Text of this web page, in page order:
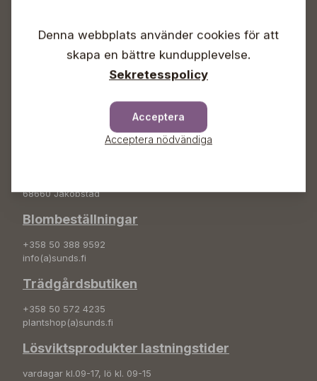
Lördagar 09-16
Söndagar Självbetjäning
68660 Jakobstad
Blombeställningar
+358 50 388 9592
info(a)sunds.fi
Trädgårdsbutiken
+358 50 572 4235
plantshop(a)sunds.fi
Lösviktsprodukter lastningstider
vardagar kl.09-17, lö kl. 09-15
Denna webbplats använder cookies för att
skapa en bättre kundupplevelse.
Sekretesspolicy
Acceptera
Acceptera nödvändiga